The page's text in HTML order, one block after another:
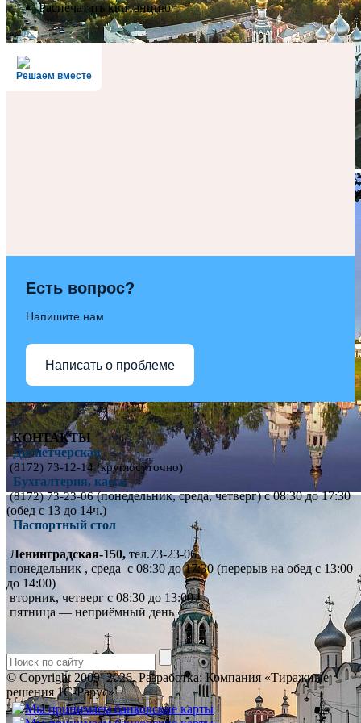
Распечатать квитанцию
Решаем вместе
Есть вопрос?
Напишите нам
Написать о проблеме
КОНТАКТЫ
Диспетчерская
(8172) 73-12-14 (круглосуточно)
Бухгалтерия, касса
(8172) 73-23-06(понедельник, среда, четверг) с 08:30 до 17:30
(обед с 13 до 14ч.)
Паспортный стол
Ленинградская-150, тел.73-23-06
понедельник , среда с 08:30 до 17:30 (перерыв на обед с 13:00
до 14:00)
вторник, четверг с 08:30 до 13:00
пятница — неприёмный день
© Copyright 2009–2026. Разработка: Компания «Тиражные
решения 1С-Рарус»